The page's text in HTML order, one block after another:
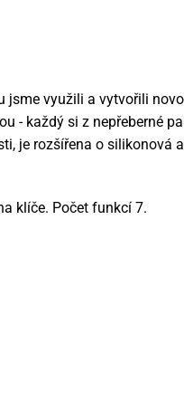
využili a vytvořili
- každý si z nepřeberné
je rozšířena o silikonová
klíče. Počet funkcí 7.